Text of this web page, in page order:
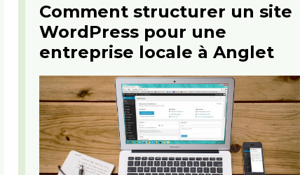
Comment structurer un site
WordPress pour une
entreprise locale à Anglet